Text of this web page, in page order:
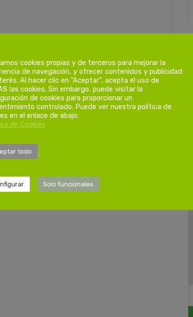
cookies propias y de terceros para mejorar la
de navegación, y ofrecer contenidos y publicidad
Al hacer clic en "Aceptar", acepta el uso de
las cookies. Sin embargo, puede visitar la
de cookies para proporcionar un
controlado. Puede ver nuestra política de
en el enlace de abajo:
de Cookies
todo
Solo funcionales